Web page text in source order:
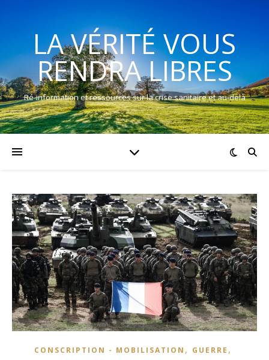
LA VÉRITÉ VOUS
RENDRA LIBRES
Ré-information et ressources sur la crise sanitaire et au-delà
CONSCRIPTION - MOBILISATION , GUERRE ,